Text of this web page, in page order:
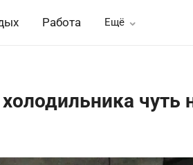
Работа Ещё
чуть